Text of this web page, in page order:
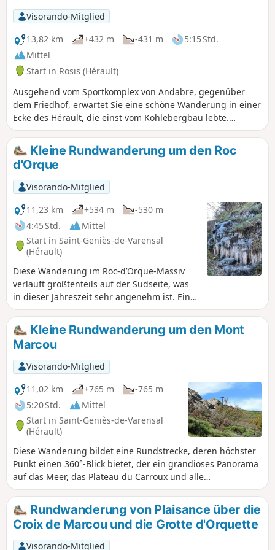
Visorando-Mitglied
13,82 km
+432 m -431 m
5:15 Std.
Mittel
Start in Rosis (Hérault)
Ausgehend vom Sportkomplex von Andabre, gegenüber
dem Friedhof, erwartet Sie eine schöne Wanderung in einer
Ecke des Hérault, die einst vom Kohlebergbau lebte.
Obwohl dieser Wirtschaftszweig Anfang der 1990er Jahre
eingestellt wurde, hat er tiefe Spuren hinterlassen. Diese
Wanderung ermöglicht es Ihnen, eine andere Art von
Tätigkeit kennenzulernen, die bis heute besteht und mit der
Landwirtschaft zu tun hat: den Anbau von Kastanien.
Kleine Rundwanderung um den Roc
d'Orque
Visorando-Mitglied
11,23 km
+534 m
-530 m
4:45 Std.
Mittel
Start in Saint-Geniès-de-Varensal
(Hérault)
Diese Wanderung im Roc-d’Orque-Massiv
verläuft größtenteils auf der Südseite, was
in dieser Jahreszeit sehr angenehm ist. Eine
schöne Strecke am Fuße hoher
Kalksteinfelsen mit einem Abschnitt in der
Nähe eines großen Wasserfalls, der am Fuße
einer dieser Felswände herabfließt. Eine
Quelle lässt das Wasser sprudeln, das den
Berg vom Einzugsgebiet, das das Plateau
oberhalb der Felsen bildet, durchquert hat.
Eine Sehenswürdigkeit, die man sich nicht
entgehen lassen sollte. Wanderer, die diese
Rundwanderung nach dem Sturm „Nils“
unternommen haben, berichteten von
Schwierigkeiten, der Route ab dem Punkt
(10) zu folgen. Ein Forstunternehmen hat
umfangreiche Arbeiten durchgeführt,
wodurch diese Route wieder begehbar
gemacht werden konnte. Siehe Praktische
Informationen.
Kleine Rundwanderung um den Mont
Marcou
Visorando-Mitglied
11,02 km
+765 m
-765 m
5:20 Std.
Mittel
Start in Saint-Geniès-de-Varensal
(Hérault)
Diese Wanderung bildet eine Rundstrecke, deren höchster
Punkt einen 360°-Blick bietet, der ein grandioses Panorama
auf das Meer, das Plateau du Carroux und alle
Gebirgsmassive nördlich und östlich dieses
bemerkenswerten Gipfels, dem Mont Marcou, eröffnet. Der
Aufstieg ist recht anspruchsvoll mit steilen Anstiegen, bei
denen man manchmal die Hände zu Hilfe nehmen muss,
um felsige Passagen zu überwinden. Auch der Abstieg
Rundwanderung von Plaisance über die
Croix de Marcou und die Grotte d'Orquette
Visorando-Mitglied